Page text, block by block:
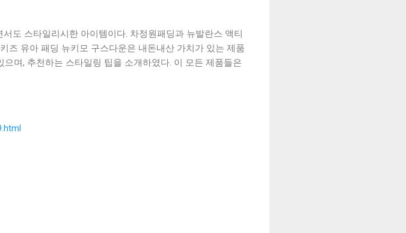
도 스타일리시한 아이템이다. 차정원패딩과 뉴발란스 액티
즈 유아 패딩 뉴키모 구스다운은 내돈내산 가치가 있는 제품
며, 추천하는 스타일링 팁을 소개하였다. 이 모든 제품들은